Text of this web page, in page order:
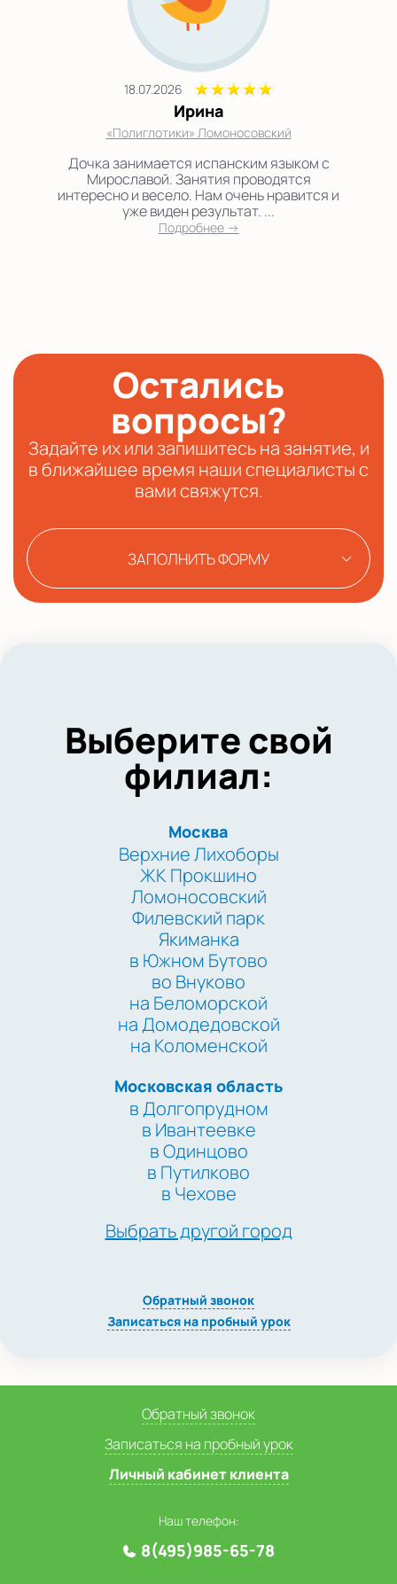
18.07.2026
Ирина
«Полиглотики» Ломоносовский
Дочка занимается испанским языком с
Мирославой. Занятия проводятся
интересно и весело. Нам очень нравится и
уже виден результат. ...
Подробнее →
Остались
вопросы?
Задайте их или запишитесь на занятие, и
в ближайшее время наши специалисты с
вами свяжутся.
ЗАПОЛНИТЬ ФОРМУ
Выберите свой
филиал:
Москва
Верхние Лихоборы
ЖК Прокшино
Ломоносовский
Филевский парк
Якиманка
в Южном Бутово
во Внуково
на Беломорской
на Домодедовской
на Коломенской
Московская область
в Долгопрудном
в Ивантеевке
в Одинцово
в Путилково
в Чехове
Выбрать другой город
Обратный звонок
Записаться на пробный урок
Обратный звонок
Записаться на пробный урок
Личный кабинет клиента
Наш телефон:
8(495)985-65-78